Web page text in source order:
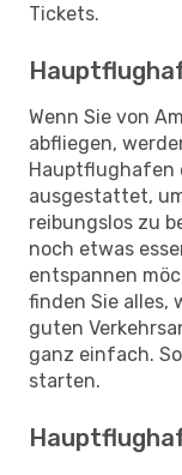
Tickets.
Wenn Sie von
abfliegen,
Hauptflughafen
ausgestattet,
reibungslos zu
noch etwas
entspannen
finden Sie alles,
guten
ganz einfach.
starten.